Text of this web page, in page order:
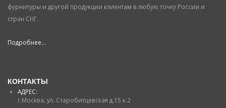
фурнитуры и другой продукции клиентам в любую точку России и
стран СНГ.
Подробнее...
КОНТАКТЫ
АДРЕС:
г.Москва, ул. Старобитцевская д.15 к.2